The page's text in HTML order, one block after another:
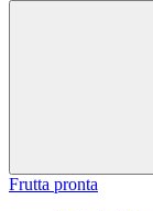
Frutta pronta